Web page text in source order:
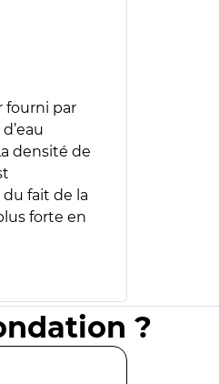
fourni par
densité de
fait de la
forte en
?